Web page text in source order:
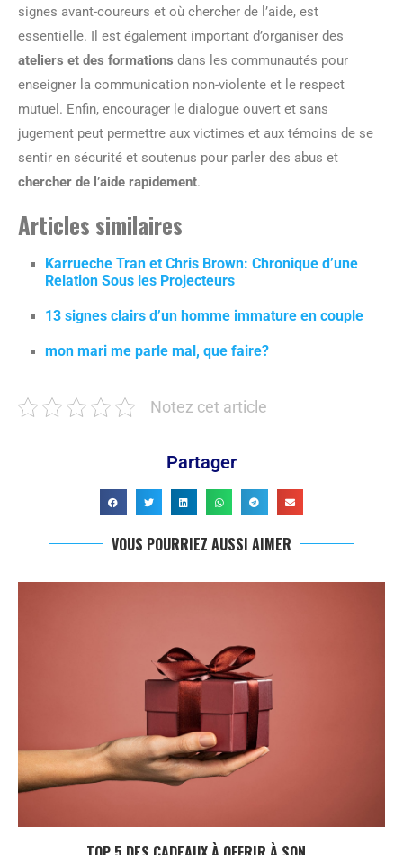
signes avant-coureurs et où chercher de l’aide, est
essentielle. Il est également important d’organiser des
ateliers et des formations dans les communautés pour
enseigner la communication non-violente et le respect
mutuel. Enfin, encourager le dialogue ouvert et sans
jugement peut permettre aux victimes et aux témoins de se
sentir en sécurité et soutenus pour parler des abus et
chercher de l’aide rapidement.
Articles similaires
Karrueche Tran et Chris Brown: Chronique d’une
Relation Sous les Projecteurs
13 signes clairs d’un homme immature en couple
mon mari me parle mal, que faire?
Notez cet article
Partager
VOUS POURRIEZ AUSSI AIMER